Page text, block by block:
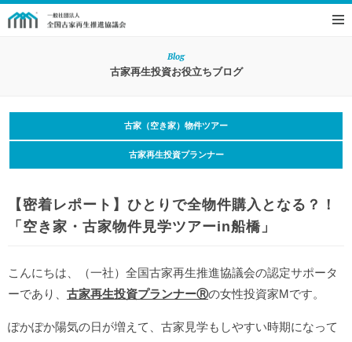
Blog
古家再生投資お役立ちブログ
古家（空き家）物件ツアー
古家再生投資プランナー
【密着レポート】ひとりで全物件購入となる？！
「空き家・古家物件見学ツアーin船橋」
こんにちは、（一社）全国古家再生推進協議会の認定サポータ
ーであり、 古家再生投資プランナーⓇの女性投資家Mです。
ぽかぽか陽気の日が増えて、古家見学もしやすい時期になって